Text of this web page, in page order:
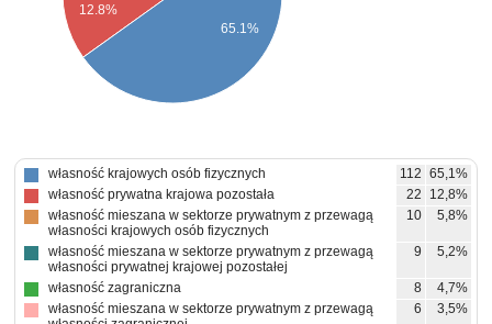
12.8%
65.1%
własność krajowych osób fizycznych 112 65,1%
własność prywatna krajowa pozostała
22
12,8%
własność mieszana w sektorze prywatnym z przewagą
własności krajowych osób fizycznych
10 5,8%
własność mieszana w sektorze prywatnym z przewagą
własności prywatnej krajowej pozostałej
9 5,2%
własność zagraniczna 8
4,7%
własność mieszana w sektorze prywatnym z przewagą
6 3,5%